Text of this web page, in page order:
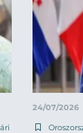
24/07/2026